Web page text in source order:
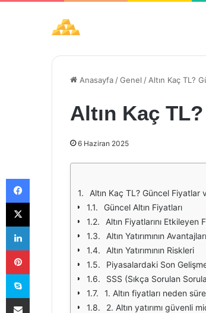
Anasayfa /Genel / Altın Kaç TL?
Altın Kaç
6 Haziran 2025
Altın Kaç TL? Güncel Fiyatlar
Güncel Altın Fiyatları
Altın Fiyatlarını Etkileyen
Altın Yatırımının Avantajları
Altın Yatırımının Riskleri
Piyasalardaki Son
SSS (Sıkça Sorulan
1. Altın fiyatları neden
2. Altın yatırımı güvenli
Facebook
X
LinkedIn
Pinterest
Skype
E-Posta ile paylaş